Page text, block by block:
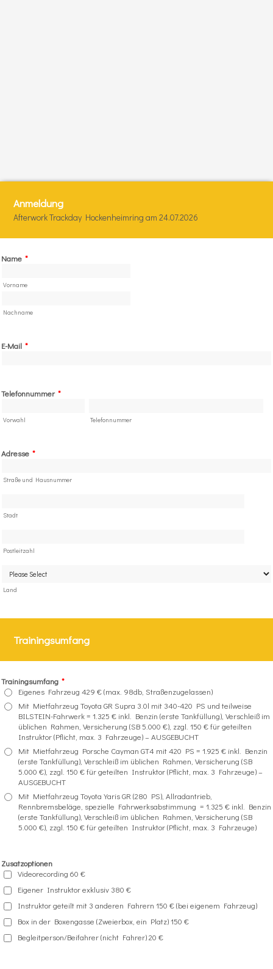
Anmeldung
Afterwork Trackday Hockenheimring am 24.07.2026
Name *
Vorname
Nachname
E-Mail *
Telefonnummer *
Vorwahl Telefonnummer
Adresse *
Straße und Hausnummer
Stadt
Postleitzahl
Land
Trainingsumfang
Trainingsumfang *
Eigenes Fahrzeug 429 € (max. 98db, Straßenzugelassen)
Mit Mietfahrzeug Toyota GR Supra 3.0l mit 340-420 PS und teilweise
BILSTEIN-Fahrwerk = 1.325 € inkl. Benzin (erste Tankfüllung), Verschleiß im
üblichen Rahmen, Versicherung (SB 5.000 €), zzgl. 150 € für geteilten
Instruktor (Pflicht, max. 3 Fahrzeuge) – AUSGEBUCHT
Mit Mietfahrzeug Porsche Cayman GT4 mit 420 PS = 1.925 € inkl. Benzin
(erste Tankfüllung), Verschleiß im üblichen Rahmen, Versicherung (SB
5.000 €), zzgl. 150 € für geteilten Instruktor (Pflicht, max. 3 Fahrzeuge) –
AUSGEBUCHT
Mit Mietfahrzeug Toyota Yaris GR (280 PS), Allradantrieb,
Rennbremsbeläge, spezielle Fahrwerksabstimmung = 1.325 € inkl. Benzin
(erste Tankfüllung), Verschleiß im üblichen Rahmen, Versicherung (SB
5.000 €), zzgl. 150 € für geteilten Instruktor (Pflicht, max. 3 Fahrzeuge)
Zusatzoptionen
Videorecording 60 €
Eigener Instruktor exklusiv 380 €
Instruktor geteilt mit 3 anderen Fahrern 150 € (bei eigenem Fahrzeug)
Box in der Boxengasse (Zweierbox, ein Platz) 150 €
Begleitperson/Beifahrer (nicht Fahrer) 20 €